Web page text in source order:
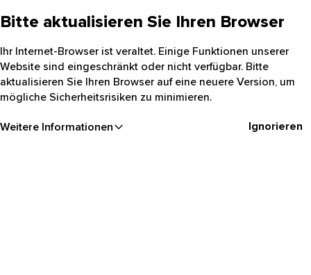
Bitte aktualisieren Sie Ihren Browser
Ihr Internet-Browser ist veraltet. Einige Funktionen unserer
Website sind eingeschränkt oder nicht verfügbar. Bitte
aktualisieren Sie Ihren Browser auf eine neuere Version, um
mögliche Sicherheitsrisiken zu minimieren.
Weitere Informationen Ignorieren